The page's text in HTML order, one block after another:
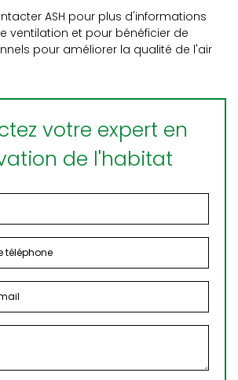
ASH pour plus d'informations
ventilation et pour bénéficier de
pour améliorer la qualité de l'air
votre expert en
de l'habitat